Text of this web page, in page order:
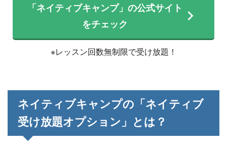
「ネイティブキャンプ」の公式サイト
をチェック
※レッスン回数無制限で受け放題！
ネイティブキャンプの「ネイティブ
受け放題オプション」とは？